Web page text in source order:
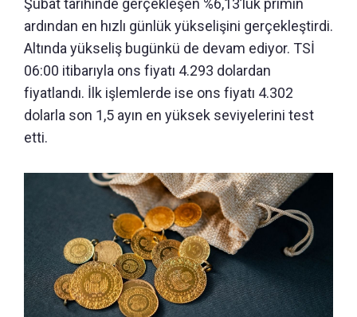
Şubat tarihinde gerçekleşen %6,13’lük primin
ardından en hızlı günlük yükselişini gerçekleştirdi.
Altında yükseliş bugünkü de devam ediyor. TSİ
06:00 itibarıyla ons fiyatı 4.293 dolardan
fiyatlandı. İlk işlemlerde ise ons fiyatı 4.302
dolarla son 1,5 ayın en yüksek seviyelerini test
etti.